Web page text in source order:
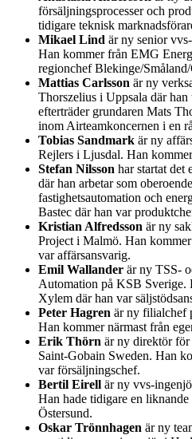
försäljningsprocesser och
tidigare teknisk
Mikael Lind är ny senior
Han kommer från EMG
regionchef Blekinge/Småland/
Mattias Carlsson är ny
Thorszelius i Uppsala där
efterträder grundaren Mats
inom Airteamkoncernen i en
Tobias Sandmark är ny
Rejlers i Ljusdal. Han
Stefan Nilsson har startat det
där han arbetar som
fastighetsautomation och
Bastec där han var
Kristian Alfredsson är ny
Project i Malmö. Han
var affärsansvarig.
Emil Wallander är ny TSS-
Automation på KSB Sverige.
Xylem där han var
Peter Hagren är ny filialchef
Han kommer närmast från
Erik Thörn är ny direktör
Saint-Gobain Sweden. Han
var försäljningschef.
Bertil Eirell är ny vvs-
Han hade tidigare en
Östersund.
Oskar Trönnhagen är ny